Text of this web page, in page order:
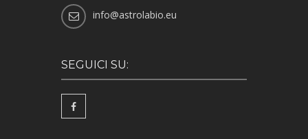
info@astrolabio.eu
SEGUICI SU: